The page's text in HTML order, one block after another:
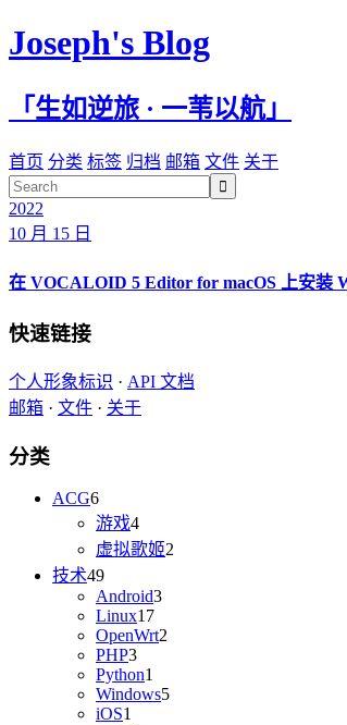
Joseph's Blog
「生如逆旅 · 一苇以航」
首页 分类 标签 归档 邮箱 文件 关于

2022
10 月 15 日
在 VOCALOID 5 Editor for macOS 上安装
快速链接
个人形象标识 · API 文档
邮箱 · 文件 · 关于
分类
ACG6
游戏4
虚拟歌姬2
技术49
Android3
Linux17
OpenWrt2
PHP3
Python1
Windows5
iOS1